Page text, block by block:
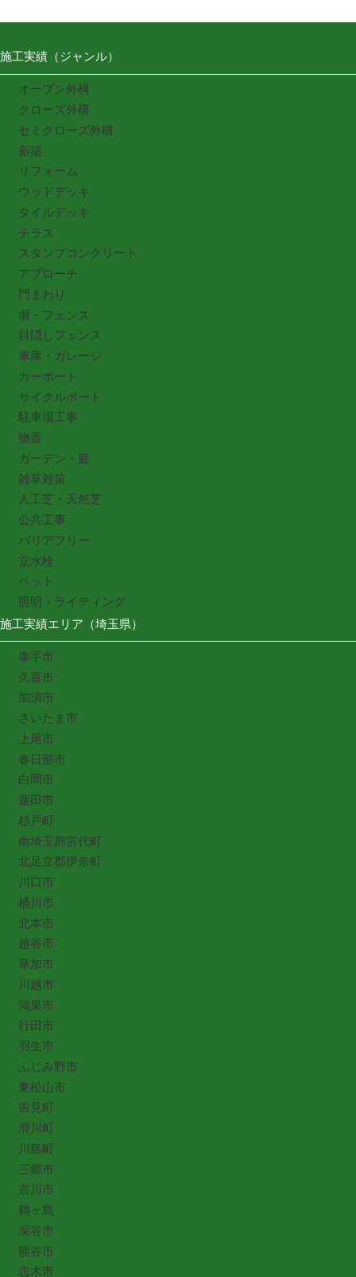
施工実績（ジャンル）
オープン外構
クローズ外構
セミクローズ外構
新築
リフォーム
ウッドデッキ
タイルデッキ
テラス
スタンプコンクリート
アプローチ
門まわり
塀・フェンス
目隠しフェンス
車庫・ガレージ
カーポート
サイクルポート
駐車場工事
物置
ガーデン・庭
雑草対策
人工芝・天然芝
公共工事
バリアフリー
立水栓
ペット
照明・ライティング
施工実績エリア（埼玉県）
幸手市
久喜市
加須市
さいたま市
上尾市
春日部市
白岡市
蓮田市
杉戸町
南埼玉郡宮代町
北足立郡伊奈町
川口市
桶川市
北本市
越谷市
草加市
川越市
鴻巣市
行田市
羽生市
ふじみ野市
東松山市
吉見町
滑川町
川島町
三郷市
吉川市
鶴ヶ島
深谷市
熊谷市
志木市